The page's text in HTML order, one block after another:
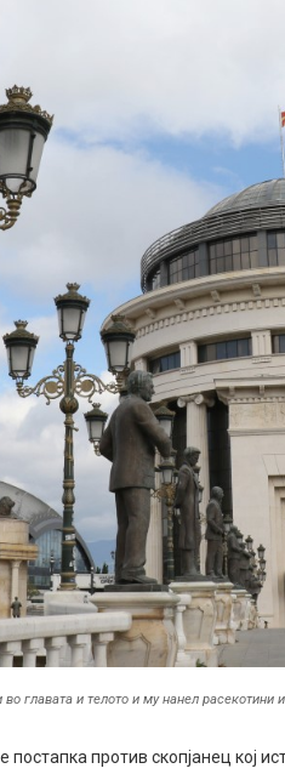
главата и телото и му нанел
против скопјанец кој